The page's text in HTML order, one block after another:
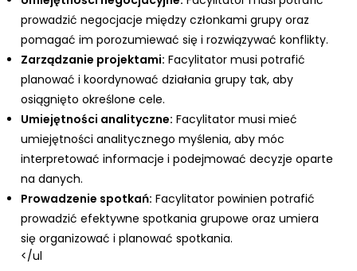
prowadzić negocjacje między członkami grupy oraz
pomagać im porozumiewać się i rozwiązywać konflikty.
Zarządzanie projektami: Facylitator musi potrafić
planować i koordynować działania grupy tak, aby
osiągnięto określone cele.
Umiejętności analityczne: Facylitator musi mieć
umiejętności analitycznego myślenia, aby móc
interpretować informacje i podejmować decyzje oparte
na danych.
Prowadzenie spotkań: Facylitator powinien potrafić
prowadzić efektywne spotkania grupowe oraz umiera
się organizować i planować spotkania.
</ul